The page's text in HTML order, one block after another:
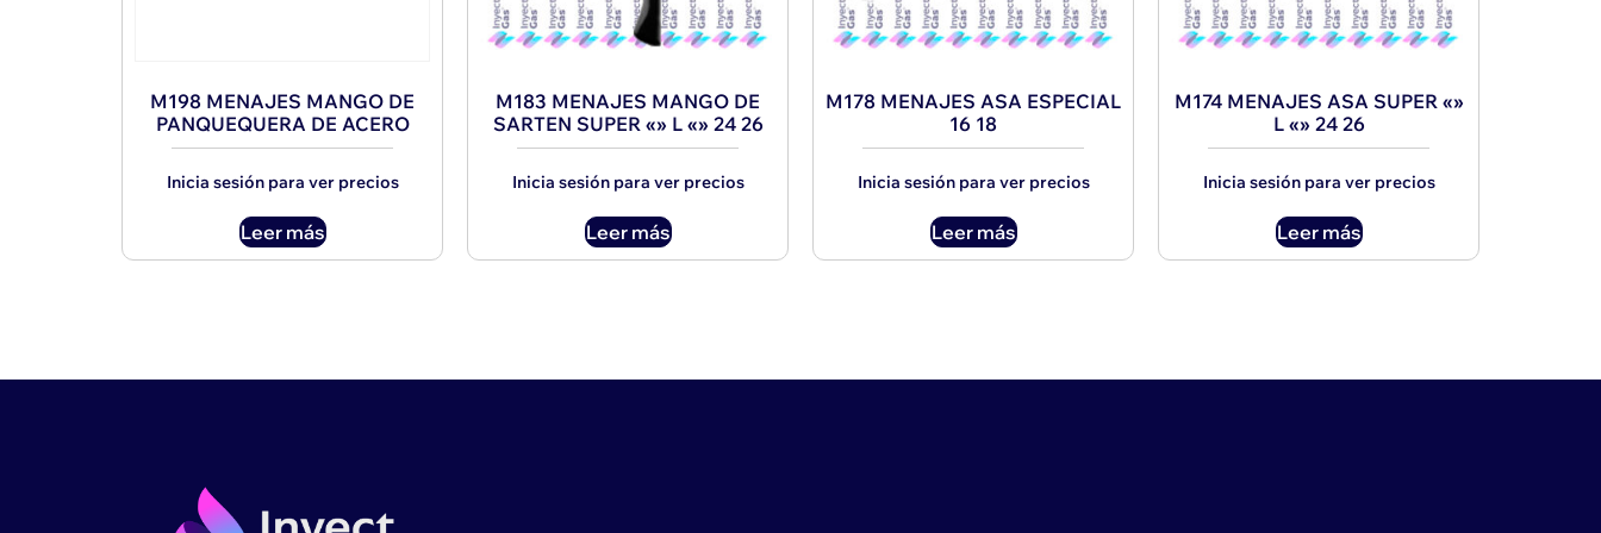
M198 MENAJES MANGO DE
PANQUEQUERA DE ACERO
Inicia sesión para ver precios
Leer más
M183 MENAJES MANGO DE
SARTEN SUPER «» L «» 24 26
Inicia sesión para ver precios
Leer más
M178 MENAJES ASA ESPECIAL
16 18
Inicia sesión para ver precios
Leer más
M174 MENAJES ASA SUPER «»
L «» 24 26
Inicia sesión para ver precios
Leer más